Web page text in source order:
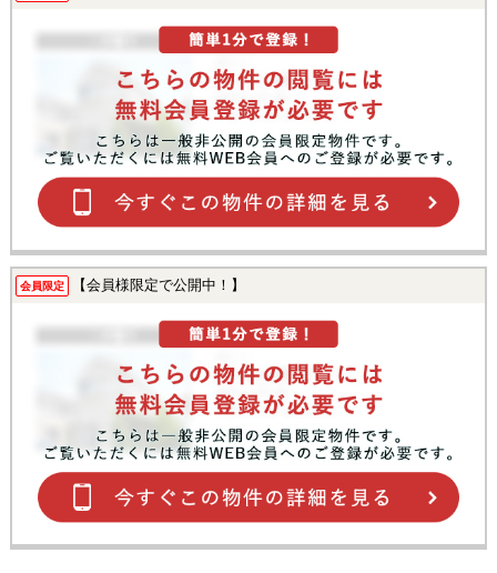
会員限定 【会員様限定で公開中！】